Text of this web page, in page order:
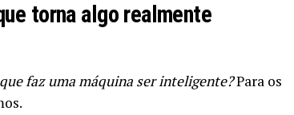
torna algo realmente
faz uma máquina ser inteligente?Para os